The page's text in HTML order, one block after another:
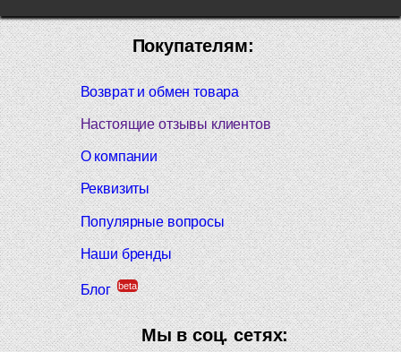
Покупателям:
Возврат и обмен товара
Настоящие отзывы клиентов
О компании
Реквизиты
Популярные вопросы
Наши бренды
Блог beta
Мы в соц. сетях: